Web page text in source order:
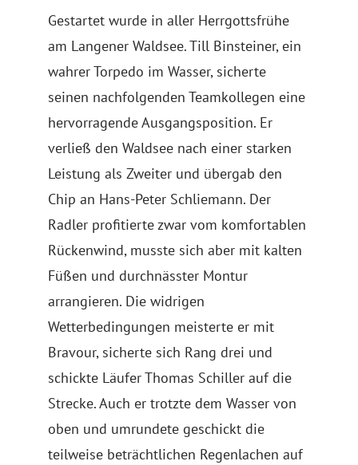
Gestartet wurde in aller Herrgottsfrühe
am Langener Waldsee. Till Binsteiner, ein
wahrer Torpedo im Wasser, sicherte
seinen nachfolgenden Teamkollegen eine
hervorragende Ausgangsposition. Er
verließ den Waldsee nach einer starken
Leistung als Zweiter und übergab den
Chip an Hans-Peter Schliemann. Der
Radler profitierte zwar vom komfortablen
Rückenwind, musste sich aber mit kalten
Füßen und durchnässter Montur
arrangieren. Die widrigen
Wetterbedingungen meisterte er mit
Bravour, sicherte sich Rang drei und
schickte Läufer Thomas Schiller auf die
Strecke. Auch er trotzte dem Wasser von
oben und umrundete geschickt die
teilweise beträchtlichen Regenlachen auf